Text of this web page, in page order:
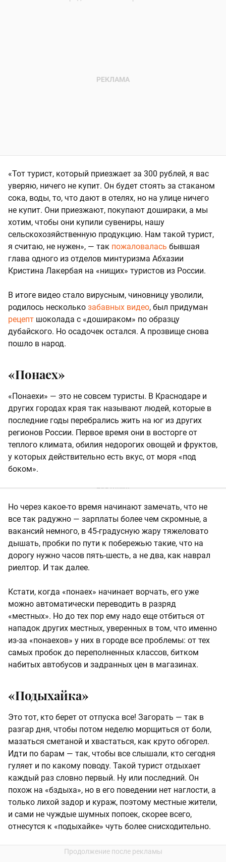
«Тот турист, который приезжает за 300 рублей, я вас
уверяю, ничего не купит. Он будет стоять за стаканом
сока, воды, то, что дают в отелях, но на улице ничего
не купит. Они приезжают, покупают дошираки, а мы
хотим, чтобы они купили сувениры, нашу
сельскохозяйственную продукцию. Нам такой турист,
я считаю, не нужен», — так пожаловалась бывшая
глава одного из отделов минтуризма Абхазии
Кристина Лакербая на «нищих» туристов из России.
В итоге видео стало вирусным, чиновницу уволили,
родилось несколько забавных видео, был придуман
рецепт шоколада с «дошираком» по образцу
дубайского. Но осадочек остался. А прозвище снова
пошло в народ.
«Понаех»
«Понаехи» — это не совсем туристы. В Краснодаре и
других городах края так называют людей, которые в
последние годы перебрались жить на юг из других
регионов России. Первое время они в восторге от
теплого климата, обилия недорогих овощей и фруктов,
у которых действительно есть вкус, от моря «под
боком».
Но через какое-то время начинают замечать, что не
все так радужно — зарплаты более чем скромные, а
вакансий немного, в 45-градусную жару тяжеловато
дышать, пробки по пути к побережью такие, что на
дорогу нужно часов пять-шесть, а не два, как наврал
риелтор. И так далее.
Кстати, когда «понаех» начинает ворчать, его уже
можно автоматически переводить в разряд
«местных». Но до тех пор ему надо еще отбиться от
нападок других местных, уверенных в том, что именно
из-за «понаехов» у них в городе все проблемы: от тех
самых пробок до переполненных классов, битком
набитых автобусов и задранных цен в магазинах.
«Подыхайка»
Это тот, кто берет от отпуска все! Загорать — так в
разгар дня, чтобы потом неделю морщиться от боли,
мазаться сметаной и хвастаться, как круто обгорел.
Идти по барам — так, чтобы все слышали, кто сегодня
гуляет и по какому поводу. Такой турист отдыхает
каждый раз словно первый. Ну или последний. Он
похож на «бздыха», но в его поведении нет наглости, а
только лихой задор и кураж, поэтому местные жители,
и сами не чуждые шумных попоек, скорее всего,
отнесутся к «подыхайке» чуть более снисходительно.